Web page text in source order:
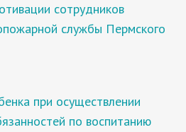
сотрудников
службы Пермского
при осуществлении
по воспитанию